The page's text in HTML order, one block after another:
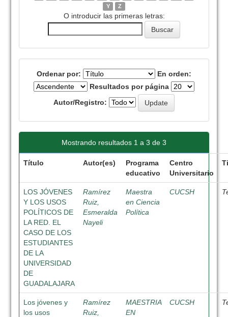
Y
Z
O introducir las primeras letras:
Ordenar por:
En orden:
Resultados por página
Autor/Registro:
Mostrando resultados 1 a 3 de 3
Título Autor(es)
Programa
educativo
Centro
Universitario
LOS JÓVENES
Y LOS USOS
POLÍTICOS DE
LA RED. EL
CASO DE LOS
ESTUDIANTES
DE LA
UNIVERSIDAD
DE
GUADALAJARA
Ramírez
Ruiz,
Esmeralda
Nayeli
Maestra
en Ciencia
Política
CUCSH
Los jóvenes y
los usos
Ramírez
Ruiz,
MAESTRIA
EN
CUCSH